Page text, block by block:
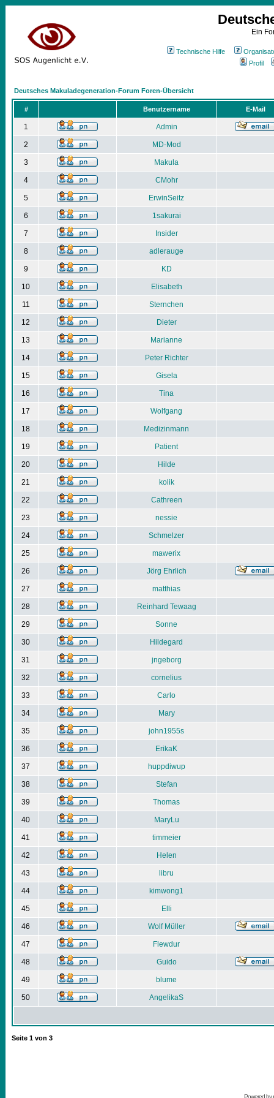
Ein
Technische Hilfe
Profil
Deutsches Makuladegeneration-Forum Foren-Übersicht
# Benutzername E-Mail
1 Admin
2 MD-Mod
3 Makula
4 CMohr
5 ErwinSeitz
6 1sakurai
7 Insider
8 adlerauge
9 KD
10 Elisabeth
11 Sternchen
12 Dieter
13 Marianne
14 Peter Richter
15 Gisela
16 Tina
17 Wolfgang
18 Medizinmann
19 Patient
20 Hilde
21 kolik
22 Cathreen
23 nessie
24 Schmelzer
25 mawerix
26 Jörg Ehrlich
27 matthias
28 Reinhard Tewaag
29 Sonne
30 Hildegard
31 jngeborg
32 cornelius
33 Carlo
34 Mary
35 john1955s
36 ErikaK
37 huppdiwup
38 Stefan
39 Thomas
40 MaryLu
41 timmeier
42 Helen
43 libru
44 kimwong1
45 Elli
46 Wolf Müller
47 Flewdur
48 Guido
49 blume
50 AngelikaS
Seite 1 von 3
Powered by